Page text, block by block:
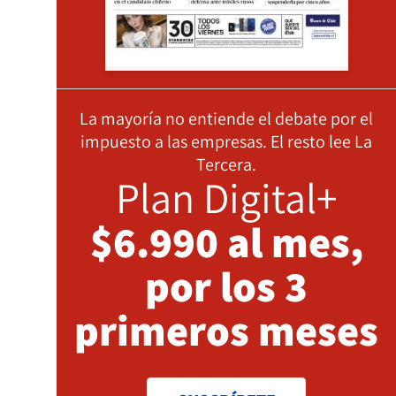
La mayoría no entiende el debate por el
impuesto a las empresas. El resto lee La
Tercera.
Plan Digital+
$6.990 al mes,
por los 3
primeros meses